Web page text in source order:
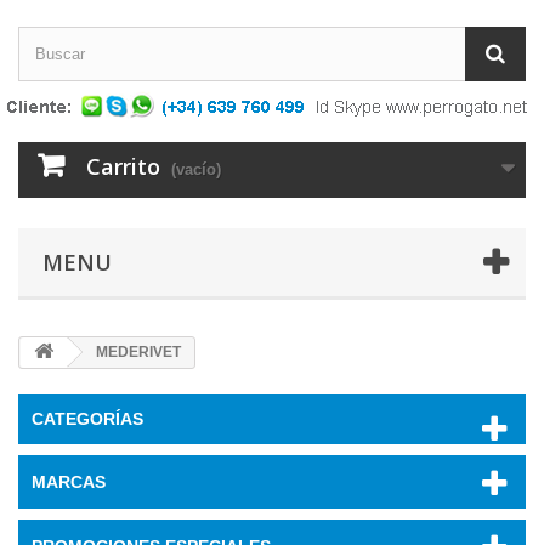
Carrito (vacío)
MENU
MEDERIVET
CATEGORÍAS
MARCAS